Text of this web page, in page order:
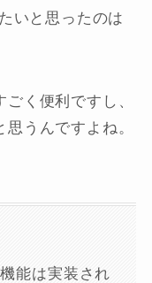
いと思ったのは
く便利ですし、
うんですよね。
能は実装され